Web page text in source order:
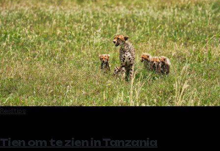
Reistips
Tien om te zien in Tanzania